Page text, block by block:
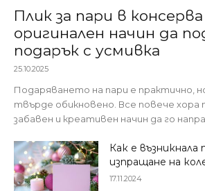
Плик за пари в консерва
оригинален начин да
подарък с усмивка
25.10.2025
Подаряването на пари е практично,
твърде обикновено. Все повече хора
забавен и креативен начин да го
Как е
изпращане на
17.11.2024